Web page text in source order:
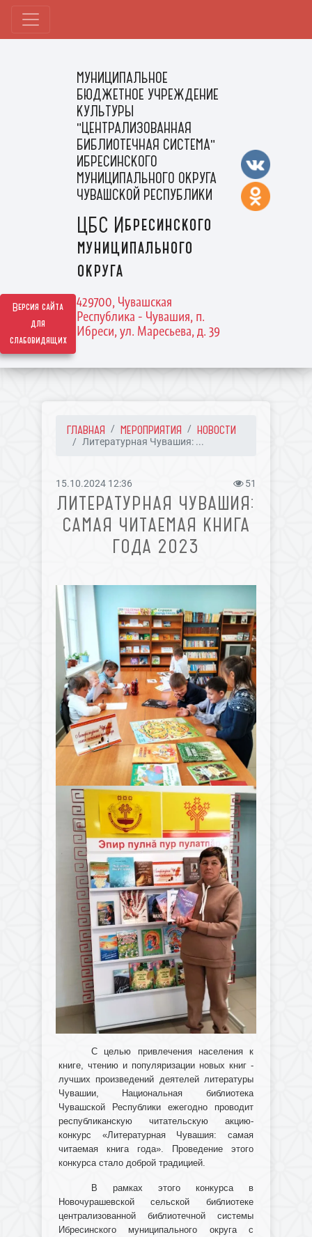
Версия сайта
для
слабовидящих
МУНИЦИПАЛЬНОЕ
БЮДЖЕТНОЕ УЧРЕЖДЕНИЕ
КУЛЬТУРЫ
"ЦЕНТРАЛИЗОВАННАЯ
БИБЛИОТЕЧНАЯ СИСТЕМА"
ИБРЕСИНСКОГО
МУНИЦИПАЛЬНОГО ОКРУГА
ЧУВАШСКОЙ РЕСПУБЛИКИ
ЦБС Ибресинского
муниципального
округа
429700, Чувашская
Республика - Чувашия, п.
Ибреси, ул. Маресьева, д. 39
ГЛАВНАЯ МЕРОПРИЯТИЯ НОВОСТИ
Литературная Чувашия: ...
15.10.2024 12:36 51
ЛИТЕРАТУРНАЯ ЧУВАШИЯ:
САМАЯ ЧИТАЕМАЯ КНИГА
ГОДА 2023
С целью привлечения населения к
книге, чтению и популяризации новых книг -
лучших произведений деятелей литературы
Чувашии, Национальная библиотека
Чувашской Республики ежегодно проводит
республиканскую читательскую акцию-
конкурс «Литературная Чувашия: самая
читаемая книга года». Проведение этого
конкурса стало доброй традицией.
В рамках этого конкурса в
Новочурашевской сельской библиотеке
централизованной библиотечной системы
Ибресинского муниципального округа с